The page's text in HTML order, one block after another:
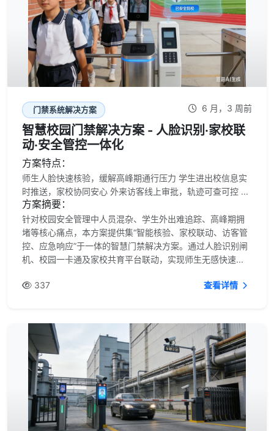
门禁系统解决方案 6 月，3 周前
智慧校园门禁解决方案 - 人脸识别·家校联
动·安全管控一体化
方案特点：
师生人脸快速核验，缓解高峰期通行压力 学生进出校信息实
时推送，家校协同安心 外来访客线上审批，轨迹可查可控 ...
方案摘要：
针对校园安全管理中人员混杂、学生外出难追踪、高峰期拥
堵等核心痛点，本方案提供集“智能核验、家校联动、访客管
控、应急响应”于一体的智慧门禁解决方案。通过人脸识别闸
机、校园一卡通及家校共育平台联动，实现师生无感快速...
337 查看详情